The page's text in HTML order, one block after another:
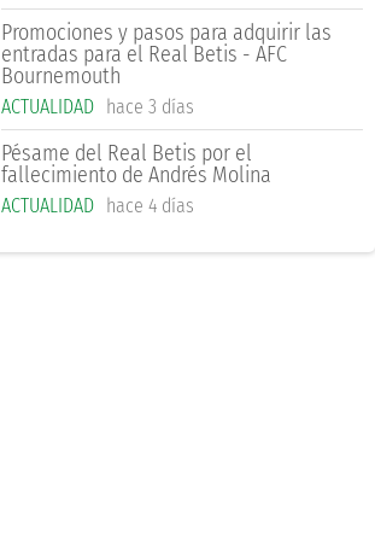
Promociones y pasos para adquirir las
entradas para el Real Betis - AFC
Bournemouth
ACTUALIDAD hace 3 días
Pésame del Real Betis por el
fallecimiento de Andrés Molina
ACTUALIDAD hace 4 días